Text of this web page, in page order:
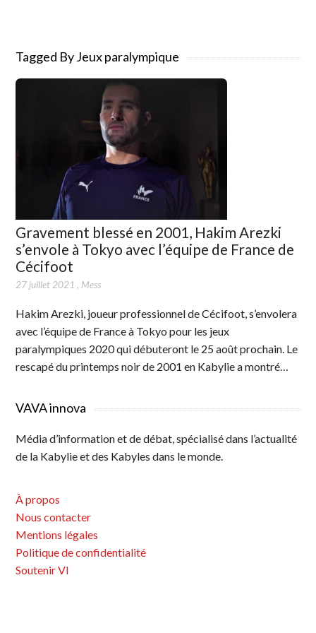
Tagged By Jeux paralympique
Gravement blessé en 2001, Hakim Arezki
s’envole à Tokyo avec l’équipe de France de
Cécifoot
27 juillet 2021 , Mess
Hakim Arezki, joueur professionnel de Cécifoot, s’envolera
avec l’équipe de France à Tokyo pour les jeux
paralympiques 2020 qui débuteront le 25 août prochain. Le
rescapé du printemps noir de 2001 en Kabylie a montré…
VAVA innova
Média d’information et de débat, spécialisé dans l’actualité
de la Kabylie et des Kabyles dans le monde.
À propos
Nous contacter
Mentions légales
Politique de confidentialité
Soutenir VI